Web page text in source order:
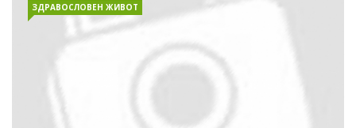
ЗДРАВОСЛОВЕН ЖИВОТ